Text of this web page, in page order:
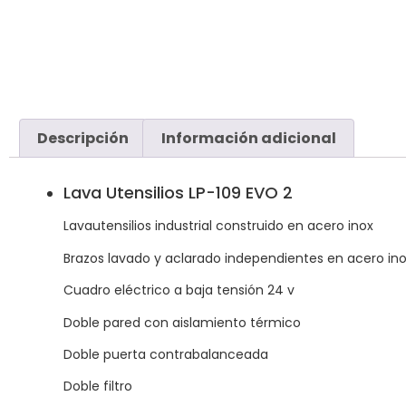
Descripción Información adicional
Lava Utensilios LP-109 EVO 2
Lavautensilios industrial construido en acero inox
Brazos lavado y aclarado independientes en acero
Cuadro eléctrico a baja tensión 24 v
Doble pared con aislamiento térmico
Doble puerta contrabalanceada
Doble filtro